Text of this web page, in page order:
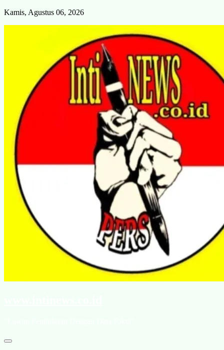
Skip
Kamis, Agustus 06, 2026